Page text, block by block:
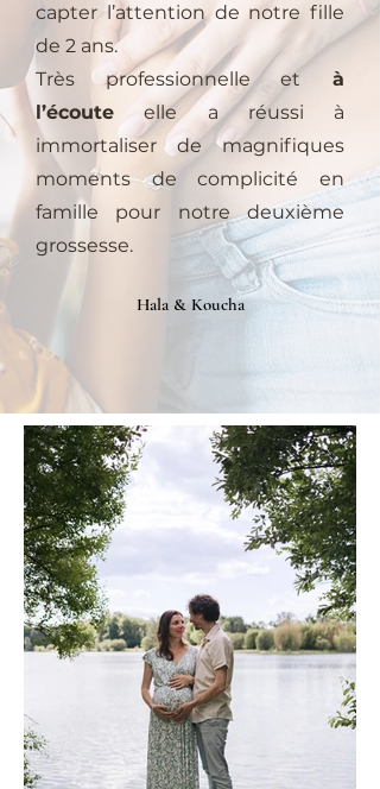
capter l’attention de notre fille
de 2 ans.
Très professionnelle et à
l’écoute elle a réussi à
immortaliser de magnifiques
moments de complicité en
famille pour notre deuxième
grossesse.
Hala & Koucha